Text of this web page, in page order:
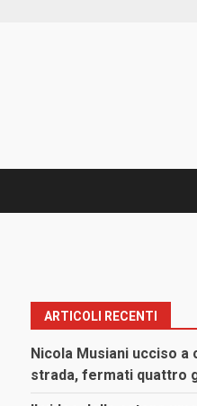
ARTICOLI RECENTI
Nicola Musiani ucciso a
strada, fermati quattro